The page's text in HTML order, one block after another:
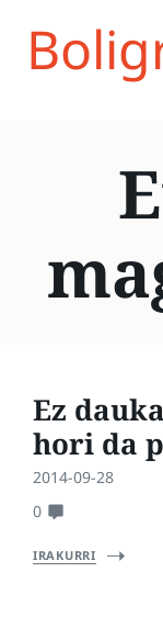
Ez
hori da
2014-09-28
0
IRAKURRI